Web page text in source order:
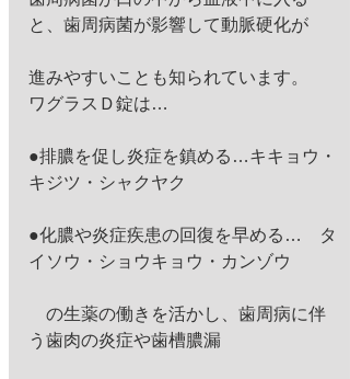
と、歯周病菌が影響して動脈硬化が
進みやすいことも知られています。
ワグラスＤ錠は…
●排膿を促し炎症を鎮める…キキョウ・
キジツ・シャクヤク
●化膿や炎症疾患の回復を早める…　タ
イソウ・ショウキョウ・カンゾウ
の生薬の働きを活かし、歯周病に伴
う歯肉の炎症や歯槽膿漏